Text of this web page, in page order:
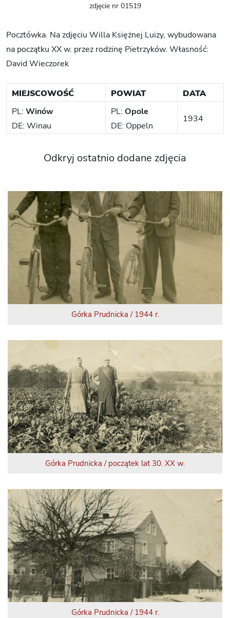
zdjęcie nr 01519
Pocztówka. Na zdjęciu Willa Księżnej Luizy, wybudowana
na początku XX w. przez rodzinę Pietrzyków. Własność:
David Wieczorek
MIEJSCOWOŚĆ POWIAT
DATA
PL: Winów
DE: Winau
PL: Opole
DE: Oppeln
1934
Odkryj ostatnio dodane zdjęcia
Górka Prudnicka / 1944 r.
Górka Prudnicka / początek lat 30. XX w.
Górka Prudnicka / 1944 r.